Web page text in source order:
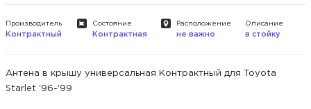
Производитель
Контрактный
Состояние
Контрактная
Расположение
не важно
Описание
в стойку
Антена в крышу универсальная Контрактный для Toyota
Starlet '96-'99